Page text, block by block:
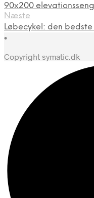
90x200
Næste
Løbecykel: den
•
Copyright symatic.dk